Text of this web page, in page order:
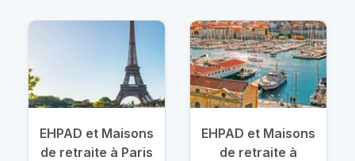
EHPAD et Maisons
de retraite à Paris
EHPAD et Maisons
de retraite à